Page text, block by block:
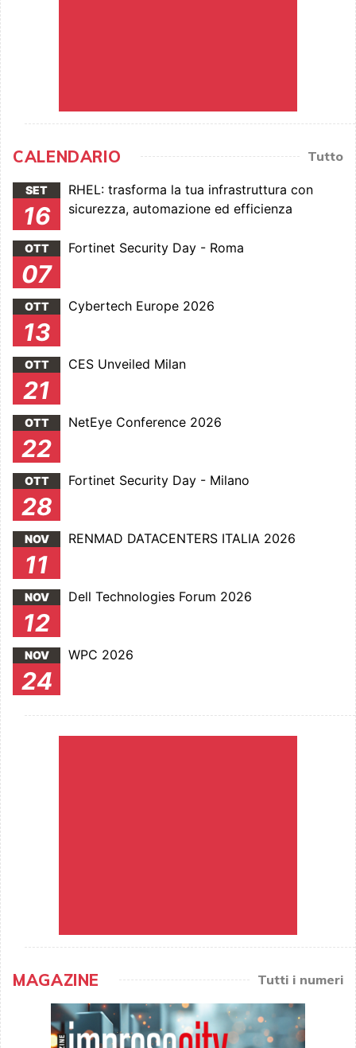
CALENDARIO Tutto
SET
16
RHEL: trasforma la tua infrastruttura con
sicurezza, automazione ed efficienza
OTT
07
Fortinet Security Day - Roma
OTT
13
Cybertech Europe 2026
OTT
21
CES Unveiled Milan
OTT
22
NetEye Conference 2026
OTT
28
Fortinet Security Day - Milano
NOV
11
RENMAD DATACENTERS ITALIA 2026
NOV
12
Dell Technologies Forum 2026
NOV
24
WPC 2026
MAGAZINE Tutti i numeri